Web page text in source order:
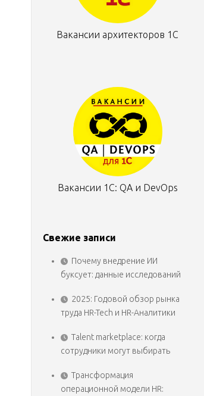
Вакансии архитекторов 1С
Вакансии 1С: QA и DevOps
Свежие записи
Почему внедрение ИИ
буксует: данные исследований
2025: Годовой обзор рынка
труда HR-Tech и HR-Аналитики
Talent marketplace: когда
сотрудники могут выбирать
Трансформация
операционной модели HR: